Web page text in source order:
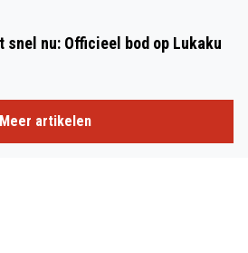
snel nu: Officieel bod op Lukaku
Meer artikelen